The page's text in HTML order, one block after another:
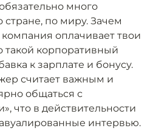
много
по миру. Зачем
оплачивает твои
такой корпоративный
к зарплате и бонусу.
считает важным и
общаться с
что в действительности
интервью.